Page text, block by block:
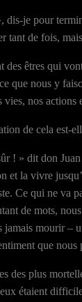
dis-je pour
tant de fois,
des êtres qui
que nous y
vies, nos
de cela est-
! » dit don
et la vivre
Ce qui ne va
de mots,
jamais mourir –
que
des plus
étaient